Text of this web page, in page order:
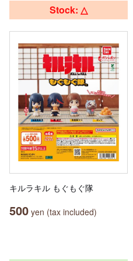
Stock: △
キルラキル もぐもぐ隊
500 yen (tax included)